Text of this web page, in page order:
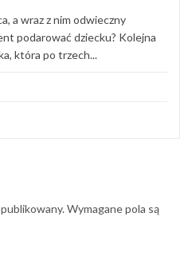
a wraz z nim odwieczny
podarować dziecku? Kolejna
która po trzech...
Wymagane pola są